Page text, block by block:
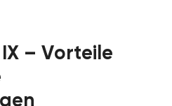
– Vorteile